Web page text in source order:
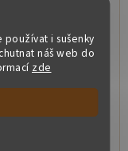
i sušenky
náš web do
zde